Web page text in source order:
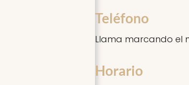
Teléfono
Llama marcando el
Horario